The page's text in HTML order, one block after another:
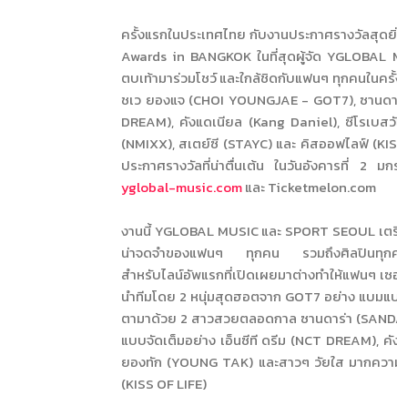
ครั้งแรกในประเทศไทย กับงานประกาศรางวัล
Awards in BANGKOK ในที่สุดผู้จัด
ตบเท้ามาร่วมโชว์ และใกล้ชิดกับแฟนๆ ทุกคนใน
ชเว ยองแจ (CHOI YOUNGJAE - GOT7), ซาน
DREAM), คังแดเนียล (Kang Daniel), ซีโรเบส
(NMIXX), สเตย์ซี (STAYC) และ คิสออฟไลฟ์
ประกาศรางวัลที่น่าตื่นเต้น ในวันอังคารที่ 2
yglobal-music.comและ Ticketmelon.com
งานนี้ YGLOBAL MUSIC และ SPORT
น่าจดจำของแฟนๆ ทุกคน รวมถึงศิลปินทุกคนที่
สำหรับไลน์อัพแรกที่เปิดเผยมาต่างทำให้แฟนๆ
นำทีมโดย 2 หนุ่มสุดฮอตจาก GOT7 อย่าง แบมแ
ตามาด้วย 2 สาวสวยตลอดกาล ซานดาร่า
แบบจัดเต็มอย่าง เอ็นซีที ดรีม (NCT DREAM), คั
ยองทัก (YOUNG TAK) และสาวๆ วัยใส มากค
(KISS OF LIFE)